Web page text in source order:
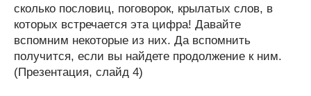
сколько пословиц, поговорок, крылатых слов, в
которых встречается эта цифра! Давайте
вспомним некоторые из них. Да вспомнить
получится, если вы найдете продолжение к ним.
(Презентация, слайд 4)